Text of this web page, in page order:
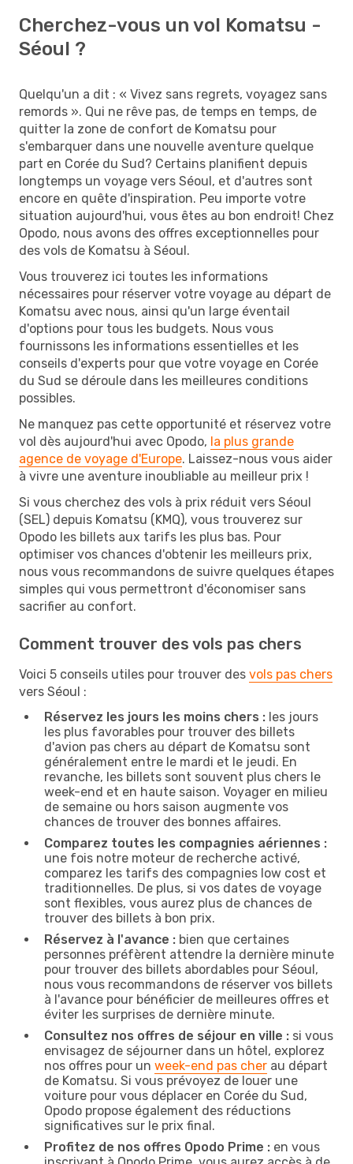
Cherchez-vous un vol Komatsu -
Séoul ?
Quelqu'un a dit : « Vivez sans regrets, voyagez sans
remords ». Qui ne rêve pas, de temps en temps, de
quitter la zone de confort de Komatsu pour
s'embarquer dans une nouvelle aventure quelque
part en Corée du Sud? Certains planifient depuis
longtemps un voyage vers Séoul, et d'autres sont
encore en quête d'inspiration. Peu importe votre
situation aujourd'hui, vous êtes au bon endroit! Chez
Opodo, nous avons des offres exceptionnelles pour
des vols de Komatsu à Séoul.
Vous trouverez ici toutes les informations
nécessaires pour réserver votre voyage au départ de
Komatsu avec nous, ainsi qu'un large éventail
d'options pour tous les budgets. Nous vous
fournissons les informations essentielles et les
conseils d'experts pour que votre voyage en Corée
du Sud se déroule dans les meilleures conditions
possibles.
Ne manquez pas cette opportunité et réservez votre
vol dès aujourd'hui avec Opodo, la plus grande
agence de voyage d'Europe. Laissez-nous vous aider
à vivre une aventure inoubliable au meilleur prix !
Si vous cherchez des vols à prix réduit vers Séoul
(SEL) depuis Komatsu (KMQ), vous trouverez sur
Opodo les billets aux tarifs les plus bas. Pour
optimiser vos chances d'obtenir les meilleurs prix,
nous vous recommandons de suivre quelques étapes
simples qui vous permettront d'économiser sans
sacrifier au confort.
Comment trouver des vols pas chers
Voici 5 conseils utiles pour trouver des vols pas chers
vers Séoul :
Réservez les jours les moins chers : les jours
les plus favorables pour trouver des billets
d'avion pas chers au départ de Komatsu sont
généralement entre le mardi et le jeudi. En
revanche, les billets sont souvent plus chers le
week-end et en haute saison. Voyager en milieu
de semaine ou hors saison augmente vos
chances de trouver des bonnes affaires.
Comparez toutes les compagnies aériennes :
une fois notre moteur de recherche activé,
comparez les tarifs des compagnies low cost et
traditionnelles. De plus, si vos dates de voyage
sont flexibles, vous aurez plus de chances de
trouver des billets à bon prix.
Réservez à l'avance : bien que certaines
personnes préfèrent attendre la dernière minute
pour trouver des billets abordables pour Séoul,
nous vous recommandons de réserver vos billets
à l'avance pour bénéficier de meilleures offres et
éviter les surprises de dernière minute.
Consultez nos offres de séjour en ville : si vous
envisagez de séjourner dans un hôtel, explorez
nos offres pour un week-end pas cher au départ
de Komatsu. Si vous prévoyez de louer une
voiture pour vous déplacer en Corée du Sud,
Opodo propose également des réductions
significatives sur le prix final.
Profitez de nos offres Opodo Prime : en vous